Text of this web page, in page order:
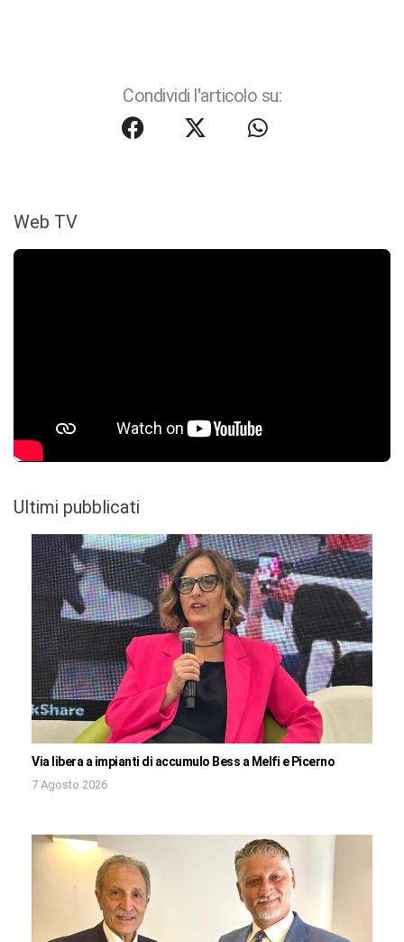
Condividi l'articolo su:
Web TV
Ultimi pubblicati
Via libera a impianti di accumulo Bess a Melfi e Picerno
7 Agosto 2026